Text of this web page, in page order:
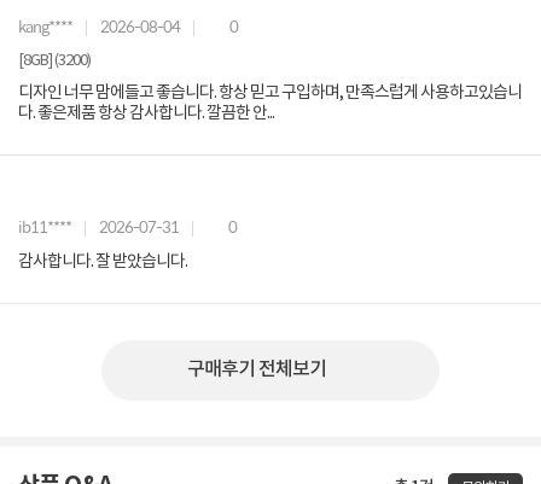
kang**** 2026-08-04 0
[8GB] (3200)
디자인 너무 맘에들고 좋습니다. 항상 믿고 구입하며, 만족스럽게 사용하고있습니
다. 좋은제품 항상 감사합니다. 깔끔한 안...
ib11**** 2026-07-31 0
감사합니다. 잘 받았습니다.
구매후기 전체보기